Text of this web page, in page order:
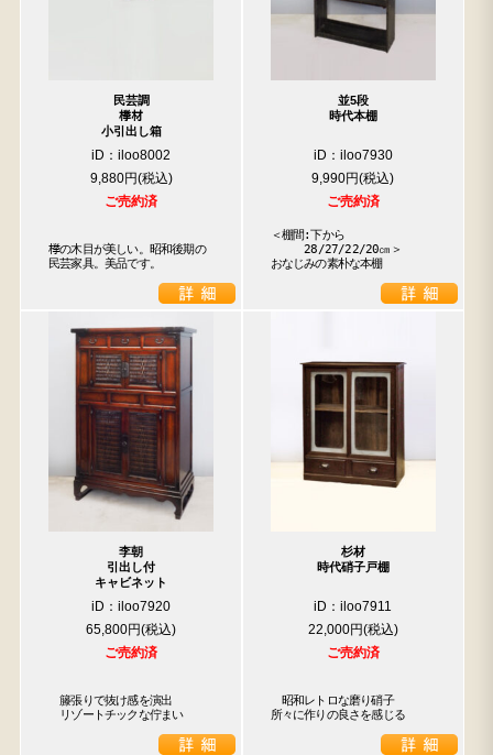
民芸調
﨔材
小引出し箱
iD：iloo8002
9,880円
ご売約済
﨔の木目が美しい。昭和後期の
民芸家具。美品です。
並5段
時代本棚
iD：iloo7930
9,990円
ご売約済
＜棚間:下から
28/27/22/20㎝＞
おなじみの素朴な本棚
李朝
引出し付
キャビネット
iD：iloo7920
65,800円
ご売約済
籐張りで抜け感を演出
リゾートチックな佇まい
杉材
時代硝子戸棚
iD：iloo7911
22,000円
ご売約済
昭和レトロな磨り硝子
所々に作りの良さを感じる